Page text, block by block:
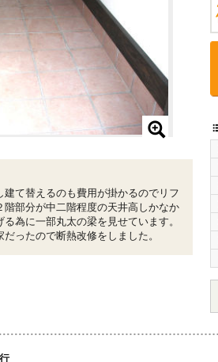
て替えるのも費用が掛かるのでリフ
階部分が中二階程度の天井高しかなか
為に一部丸太の梁を見せています。
ったので断熱改修をしました。